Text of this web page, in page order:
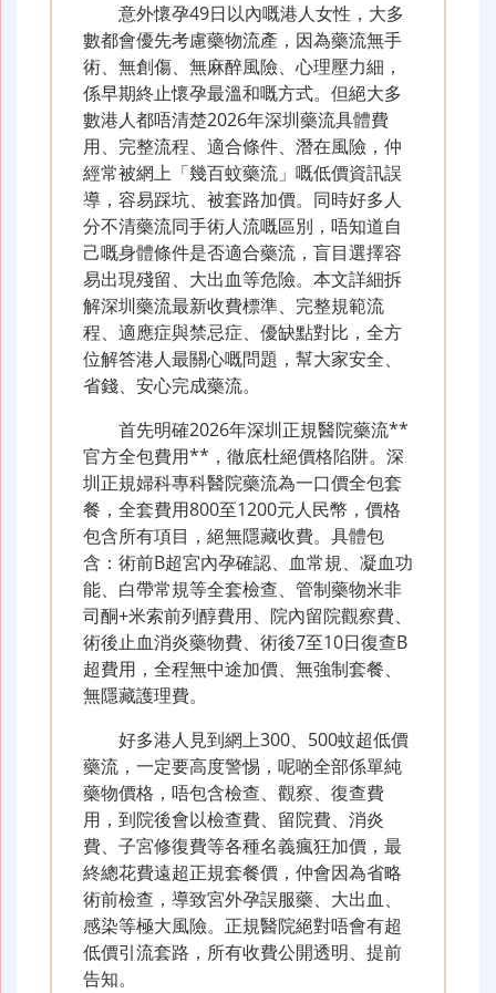
意外懷孕49日以內嘅港人女性，大多
數都會優先考慮藥物流產，因為藥流無手
術、無創傷、無麻醉風險、心理壓力細，
係早期終止懷孕最溫和嘅方式。但絕大多
數港人都唔清楚2026年深圳藥流具體費
用、完整流程、適合條件、潛在風險，仲
經常被網上「幾百蚊藥流」嘅低價資訊誤
導，容易踩坑、被套路加價。同時好多人
分不清藥流同手術人流嘅區別，唔知道自
己嘅身體條件是否適合藥流，盲目選擇容
易出現殘留、大出血等危險。本文詳細拆
解深圳藥流最新收費標準、完整規範流
程、適應症與禁忌症、優缺點對比，全方
位解答港人最關心嘅問題，幫大家安全、
省錢、安心完成藥流。
首先明確2026年深圳正規醫院藥流**
官方全包費用**，徹底杜絕價格陷阱。深
圳正規婦科專科醫院藥流為一口價全包套
餐，全套費用800至1200元人民幣，價格
包含所有項目，絕無隱藏收費。具體包
含：術前B超宮內孕確認、血常規、凝血功
能、白帶常規等全套檢查、管制藥物米非
司酮+米索前列醇費用、院內留院觀察費、
術後止血消炎藥物費、術後7至10日復查B
超費用，全程無中途加價、無強制套餐、
無隱藏護理費。
好多港人見到網上300、500蚊超低價
藥流，一定要高度警惕，呢啲全部係單純
藥物價格，唔包含檢查、觀察、復查費
用，到院後會以檢查費、留院費、消炎
費、子宮修復費等各種名義瘋狂加價，最
終總花費遠超正規套餐價，仲會因為省略
術前檢查，導致宮外孕誤服藥、大出血、
感染等極大風險。正規醫院絕對唔會有超
低價引流套路，所有收費公開透明、提前
告知。